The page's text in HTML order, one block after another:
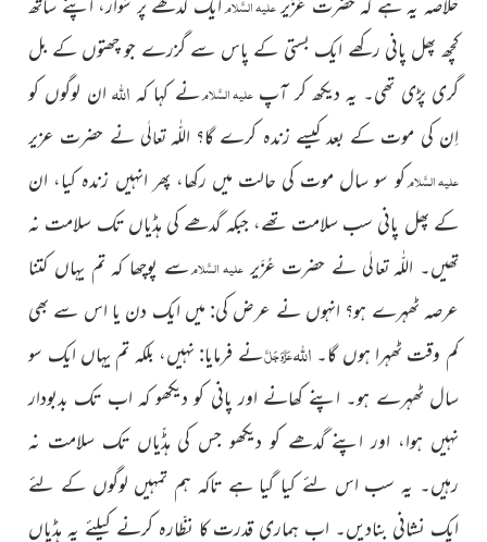
علیہ السَّلام
کچھ پھل پانی رکھے ایک بستی کے پاس سے گزرے جو چھتوں کے بل
گری پڑی تھی۔ یہ دیکھ کر آپ علیہ السَّلامنے کہا کہ اللہ ان لوگوں کو
اِن کی موت کے بعد کیسے زندہ کرے گا؟ اللّٰہ تعالٰی نے حضرت عزیر
علیہ السَّلامکو سو سال موت کی حالت میں رکھا، پھر انہیں زندہ کیا، ان
کے پھل پانی سب سلامت تھے، جبکہ گدھے کی ہڈیاں تک سلامت نہ
تھیں۔ اللّٰہ تعالٰینے حضرت عُزَیرعلیہ السَّلامسے پوچھا کہ تم یہاں کتنا
عرصہ ٹھہرے ہو؟ انہوں نے عرض کی: میں ایک دن یا اس سے بھی
کم وقت ٹھہرا ہوں گا۔ اللہعَزَّوَجَلَّنے فرمایا: نہیں، بلکہ تم یہاں ایک سو
سال ٹھہرے ہو۔ اپنے کھانے اور پانی کو دیکھو کہ اب تک بدبودار
نہیں ہوا، اور اپنے گدھے کو دیکھو جس کی ہڈّیاں تک سلامت نہ
رہیں۔ یہ سب اس لئے کیا گیا ہے تاکہ ہم تمہیں لوگوں کے لئے
ایک نشانی بنادیں۔ اب ہماری قدرت کا نظّارہ کرنے کیلئے یہ ہڈیاں